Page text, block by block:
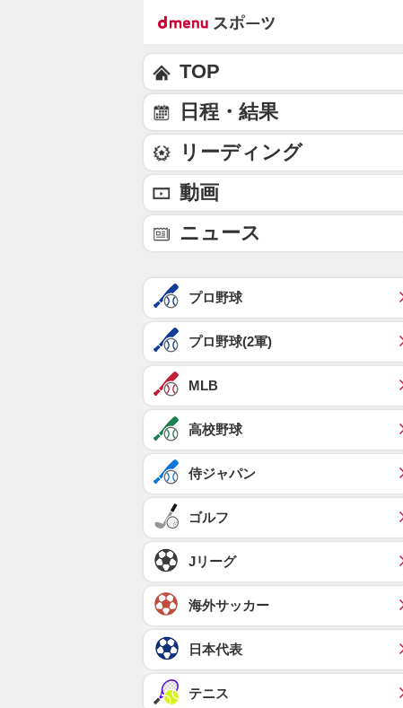
TOP
日程・結果
リーディング
動画
ニュース
プロ野球
プロ野球(2軍)
MLB
高校野球
侍ジャパン
ゴルフ
Jリーグ
海外サッカー
日本代表
テニス